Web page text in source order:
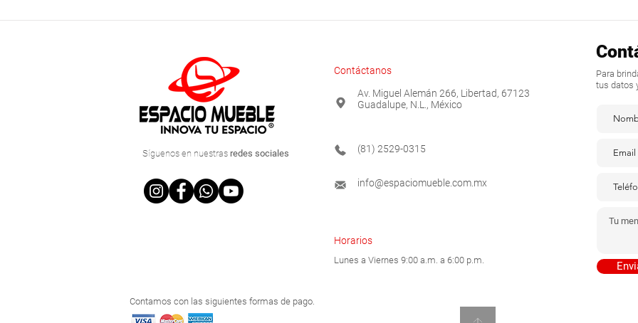
Síguenos en nuestras redes sociales
Contáctanos
Av. Miguel Alemán 266, Libertad, 67123
Guadalupe, N.L., México
(81) 2529-0315
info@espaciomueble.com.mx
Horarios
Lunes a Viernes 9:00 a.m. a 6:00 p.m.
Para
tus datos
Contamos con las siguientes formas de pago.